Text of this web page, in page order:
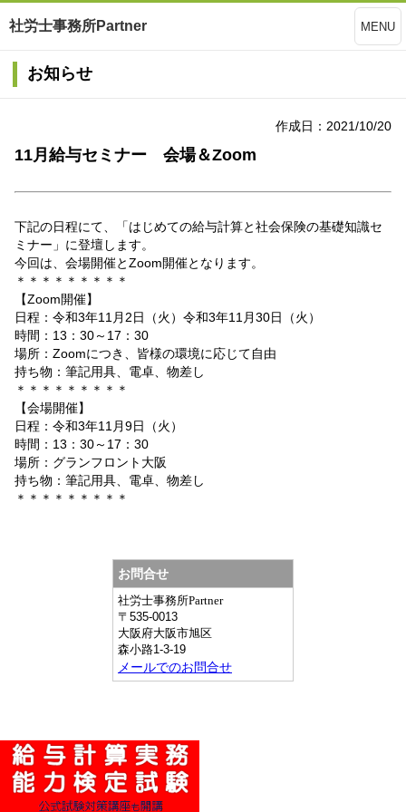
社労士事務所Partner MENU
お知らせ
作成日：2021/10/20
11月給与セミナー 会場＆Zoom
下記の日程にて、「はじめての給与計算と社会保険の基礎知識セ
ミナー」に登壇します。
今回は、会場開催とZoom開催となります。
＊＊＊＊＊＊＊＊＊
【Zoom開催】
日程：令和3年11月2日（火） 令和3年11月30日（火）
時間：13：30～17：30
場所：Zoomにつき、皆様の環境に応じて自由
持ち物：筆記用具、電卓、物差し
＊＊＊＊＊＊＊＊＊
【会場開催】
日程：令和3年11月9日（火）
時間：13：30～17：30
場所：グランフロント大阪
持ち物：筆記用具、電卓、物差し
＊＊＊＊＊＊＊＊＊
お問合せ
社労士事務所Partner
〒 535-0013
大阪府大阪市旭区
森小路1-3-19
メールでのお問合せ